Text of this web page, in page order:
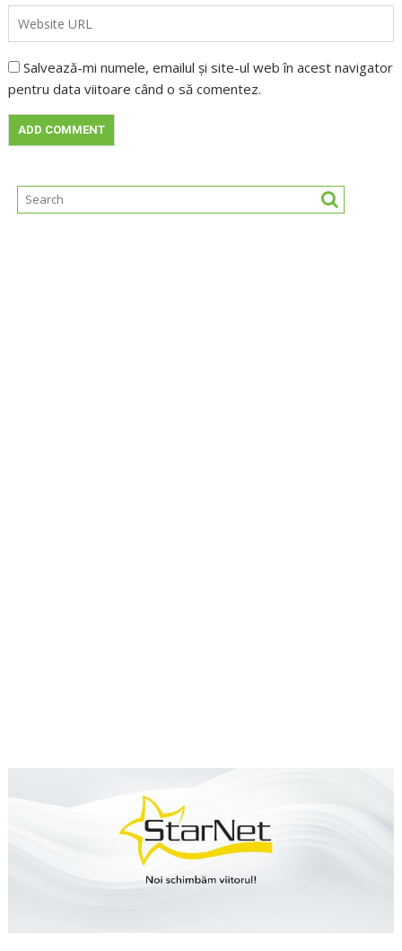
Salvează-mi numele, emailul și site-ul web în acest navigator
pentru data viitoare când o să comentez.